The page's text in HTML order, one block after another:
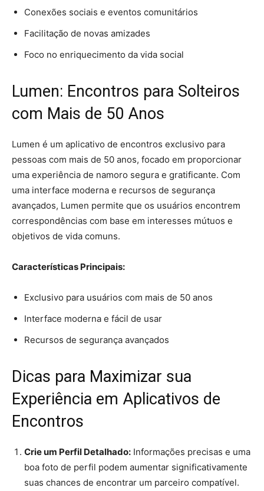
Conexões sociais e eventos comunitários
Facilitação de novas amizades
Foco no enriquecimento da vida social
Lumen: Encontros para Solteiros
com Mais de 50 Anos
Lumen é um aplicativo de encontros exclusivo para
pessoas com mais de 50 anos, focado em proporcionar
uma experiência de namoro segura e gratificante. Com
uma interface moderna e recursos de segurança
avançados, Lumen permite que os usuários encontrem
correspondências com base em interesses mútuos e
objetivos de vida comuns.
Características Principais:
Exclusivo para usuários com mais de 50 anos
Interface moderna e fácil de usar
Recursos de segurança avançados
Dicas para Maximizar sua
Experiência em Aplicativos de
Encontros
Crie um Perfil Detalhado: Informações precisas e uma
boa foto de perfil podem aumentar significativamente
suas chances de encontrar um parceiro compatível.